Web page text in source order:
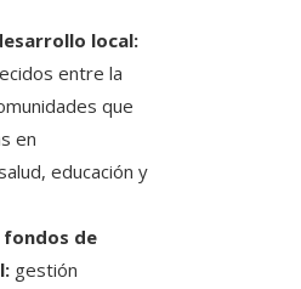
local:
entre la
que
en
educación y
fondos de
gestión